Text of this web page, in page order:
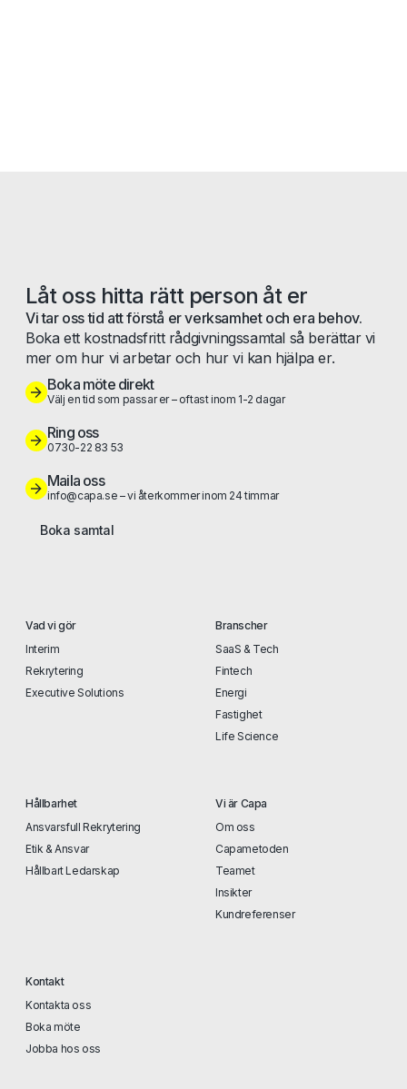
Låt oss hitta rätt person åt er
Vi tar oss tid att förstå er verksamhet och era behov.
Boka ett kostnadsfritt rådgivningssamtal så berättar vi
mer om hur vi arbetar och hur vi kan hjälpa er.
Boka möte direkt
Välj en tid som passar er – oftast inom 1-2 dagar
Ring oss
0730-22 83 53
Maila oss
info@capa.se – vi återkommer inom 24 timmar
Boka samtal
Vad vi gör
Interim
Rekrytering
Executive Solutions
Branscher
SaaS & Tech
Fintech
Energi
Fastighet
Life Science
Hållbarhet
Ansvarsfull Rekrytering
Etik & Ansvar
Hållbart Ledarskap
Vi är Capa
Om oss
Capametoden
Teamet
Insikter
Kundreferenser
Kontakt
Kontakta oss
Boka möte
Jobba hos oss